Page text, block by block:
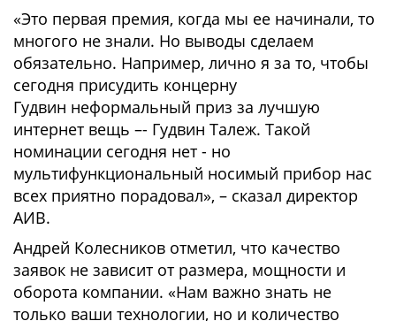
«Это первая премия, когда мы ее начинали, то
многого не знали. Но выводы сделаем
обязательно. Например, лично я за то, чтобы
сегодня присудить концерну
Гудвин неформальный приз за лучшую
интернет вещь –- Гудвин Талеж. Такой
номинации сегодня нет - но
мультифункциональный носимый прибор нас
всех приятно порадовал», – сказал директор
АИВ.
Андрей Колесников отметил, что качество
заявок не зависит от размера, мощности и
оборота компании. «Нам важно знать не
только ваши технологии, но и количество